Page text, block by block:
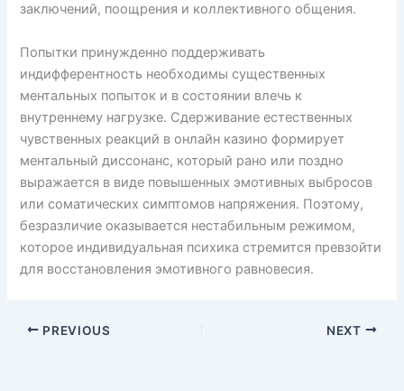
заключений, поощрения и коллективного общения.
Попытки принужденно поддерживать
индифферентность необходимы существенных
ментальных попыток и в состоянии влечь к
внутреннему нагрузке. Сдерживание естественных
чувственных реакций в онлайн казино формирует
ментальный диссонанс, который рано или поздно
выражается в виде повышенных эмотивных выбросов
или соматических симптомов напряжения. Поэтому,
безразличие оказывается нестабильным режимом,
которое индивидуальная психика стремится превзойти
для восстановления эмотивного равновесия.
PREVIOUS NEXT